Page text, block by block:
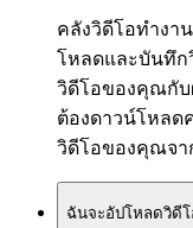
คลังวิดีโอทำงา
โหลดและบันทึก
วิดีโอของคุณกับ
ต้องดาวน์โหลด
วิดีโอของคุณจา
ฉันจะอัปโหลดวิดี